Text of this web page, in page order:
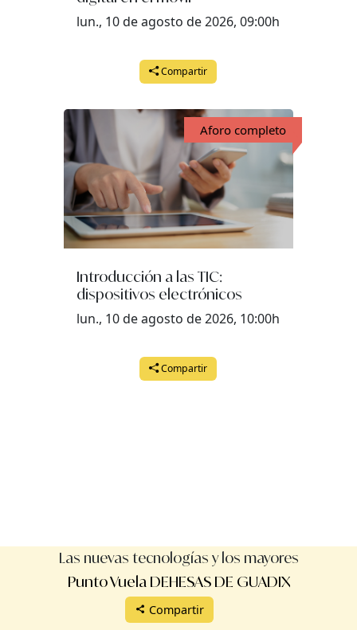
lun., 10 de agosto de 2026, 09:00h
Compartir
Aforo completo
Introducción a las TIC:
dispositivos electrónicos
lun., 10 de agosto de 2026, 10:00h
Compartir
Las nuevas tecnologías y los mayores
Punto Vuela DEHESAS DE GUADIX
Compartir